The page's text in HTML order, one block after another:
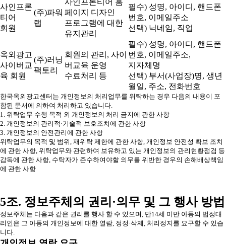
사인프론
티어
회원
(주)파워
랩
사인프론티어 홈
페이지 디자인
프로그램에 대한
유지관리
필수) 성명, 아이디, 핸드폰
번호, 이메일주소
선택) 닉네임, 직업
옥외광고
사이버교
육 회원
(주)러닝
팩토리
회원의 관리, 사이
버교육 운영
수료처리 등
필수) 성명, 아이디, 핸드폰
번호, 이메일주소,
지자체명
선택) 부서(사업장)명, 생년
월일, 주소, 전화번호
한국옥외광고센터는 개인정보의 처리업무를 위탁하는 경우 다음의 내용이 포
함된 문서에 의하여 처리하고 있습니다.
1. 위탁업무 수행 목적 외 개인정보의 처리 금지에 관한 사항
2. 개인정보의 관리적·기술적 보호조치에 관한 사항
3. 개인정보의 안전관리에 관한 사항
위탁업무의 목적 및 범위, 재위탁 제한에 관한 사항, 개인정보 안전성 확보 조치
에 관한 사항, 위탁업무와 관련하여 보유하고 있는 개인정보의 관리현황점검 등
감독에 관한 사항, 수탁자가 준수하여야할 의무를 위반한 경우의 손해배상책임
에 관한 사항
5조. 정보주체의 권리·의무 및 그 행사 방법
정보주체는 다음과 같은 권리를 행사 할 수 있으며, 만14세 미만 아동의 법정대
리인은 그 아동의 개인정보에 대한 열람, 정정·삭제, 처리정지를 요구할 수 있습
니다.